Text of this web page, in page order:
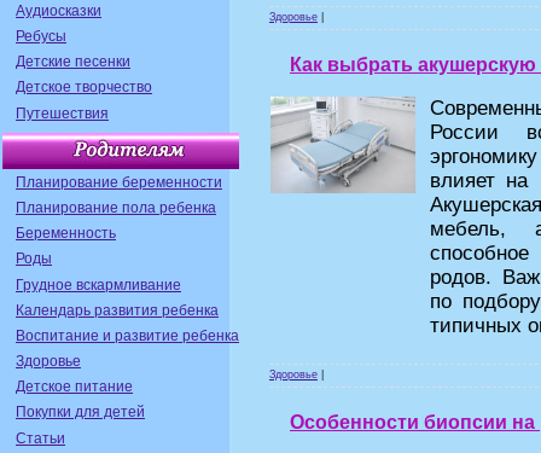
Аудиосказки
Ребусы
Детские песенки
Детское творчество
Путешествия
Планирование беременности
Планирование пола ребенка
Беременность
Роды
Грудное вскармливание
Календарь развития ребенка
Воспитание и развитие ребенка
Здоровье
Детское питание
Покупки для детей
Статьи
Здоровье
Как выбрать акушерскую
России
влияет на
мебель, а
родов.
по
типичных
Здоровье
Особенности биопсии на